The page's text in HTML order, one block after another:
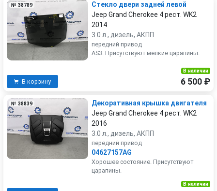
№ 38789
Стекло двери задней левой
Jeep Grand Cherokee 4 рест. WK2
2014
3.0 л., дизель, АКПП
передний привод
AS3. Присутствуют мелкие царапины.
В корзину
В наличии
6 500 ₽
№ 38839
Декоративная крышка двигателя
Jeep Grand Cherokee 4 рест. WK2
2016
3.0 л., дизель, АКПП
передний привод
04627157AG
Хорошее состояние. Присутствуют
царапины.
В наличии